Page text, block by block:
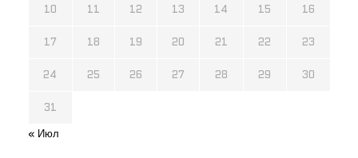
10 11 12 13 14 15 16
17 18 19 20 21 22 23
24 25 26 27 28 29 30
31
« Июл